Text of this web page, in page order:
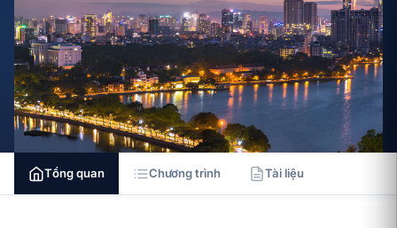
Tổng quan Chương trình Tài liệu